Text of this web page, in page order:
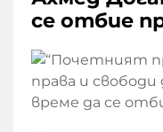
се отбие